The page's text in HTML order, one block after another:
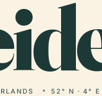
52° N · 4° E